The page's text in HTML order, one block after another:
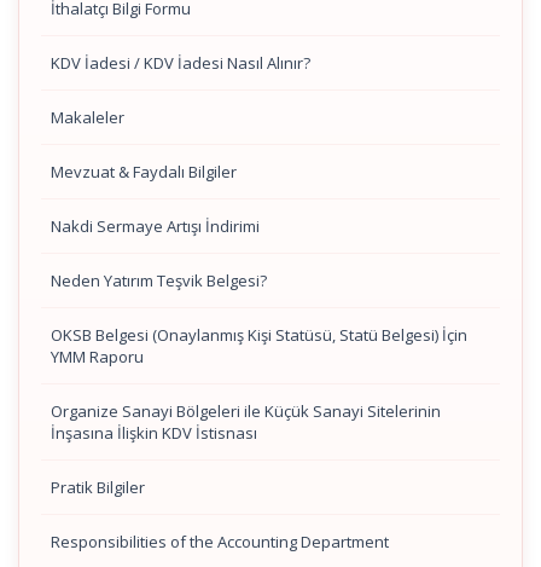
İthalatçı Bilgi Formu
KDV İadesi / KDV İadesi Nasıl Alınır?
Makaleler
Mevzuat & Faydalı Bilgiler
Nakdi Sermaye Artışı İndirimi
Neden Yatırım Teşvik Belgesi?
OKSB Belgesi (Onaylanmış Kişi Statüsü, Statü Belgesi) İçin
YMM Raporu
Organize Sanayi Bölgeleri ile Küçük Sanayi Sitelerinin
İnşasına İlişkin KDV İstisnası
Pratik Bilgiler
Responsibilities of the Accounting Department